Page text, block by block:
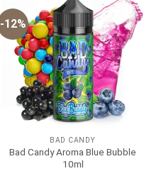
-12%
BAD CANDY
Bad Candy Aroma Blue Bubble
10ml